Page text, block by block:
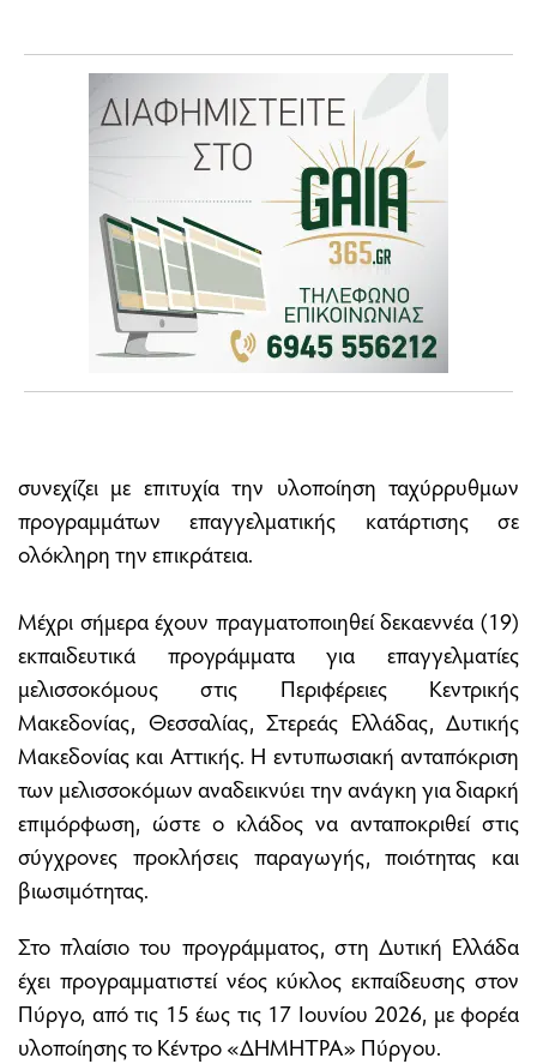
συνεχίζει με επιτυχία την υλοποίηση ταχύρρυθμων
προγραμμάτων επαγγελματικής κατάρτισης σε
ολόκληρη την επικράτεια.
Μέχρι σήμερα έχουν πραγματοποιηθεί δεκαεννέα (19)
εκπαιδευτικά προγράμματα για επαγγελματίες
μελισσοκόμους στις Περιφέρειες Κεντρικής
Μακεδονίας, Θεσσαλίας, Στερεάς Ελλάδας, Δυτικής
Μακεδονίας και Αττικής. Η εντυπωσιακή ανταπόκριση
των μελισσοκόμων αναδεικνύει την ανάγκη για διαρκή
επιμόρφωση, ώστε ο κλάδος να ανταποκριθεί στις
σύγχρονες προκλήσεις παραγωγής, ποιότητας και
βιωσιμότητας.
Στο πλαίσιο του προγράμματος, στη Δυτική Ελλάδα
έχει προγραμματιστεί νέος κύκλος εκπαίδευσης στον
Πύργο, από τις 15 έως τις 17 Ιουνίου 2026, με φορέα
υλοποίησης το Κέντρο «ΔΗΜΗΤΡΑ» Πύργου.